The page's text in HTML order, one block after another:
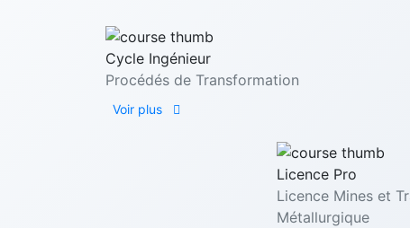
Cycle Ingénieur
Procédés de Transformation
Voir plus
Licence Pro
Licence Mines et
Métallurgique